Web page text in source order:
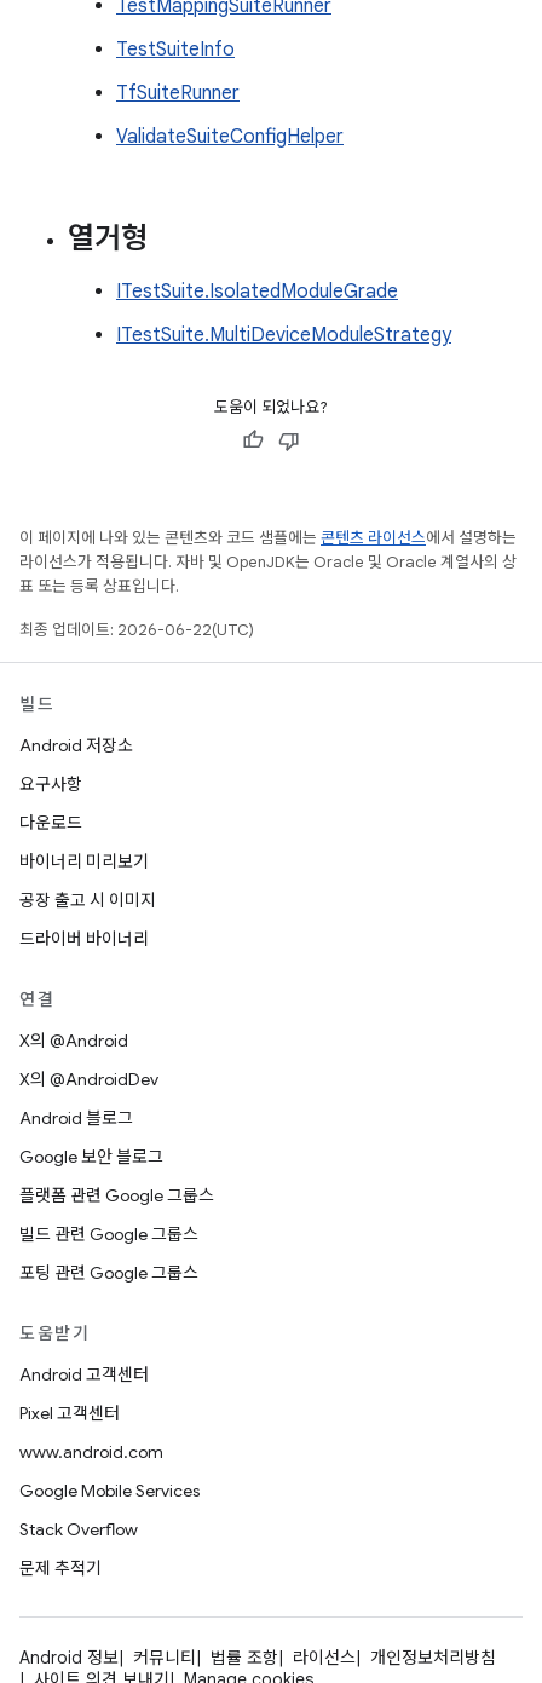
TestMappingSuiteRunner
TestSuiteInfo
TfSuiteRunner
ValidateSuiteConfigHelper
열거형
ITestSuite.IsolatedModuleGrade
ITestSuite.MultiDeviceModuleStrategy
도움이 되었나요?
이 페이지에 나와 있는 콘텐츠와 코드 샘플에는 콘텐츠 라이선스에서 설명하는
라이선스가 적용됩니다. 자바 및 OpenJDK는 Oracle 및 Oracle 계열사의 상
표 또는 등록 상표입니다.
최종 업데이트: 2026-06-22(UTC)
빌드
Android 저장소
요구사항
다운로드
바이너리 미리보기
공장 출고 시 이미지
드라이버 바이너리
연결
X의 @Android
X의 @AndroidDev
Android 블로그
Google 보안 블로그
플랫폼 관련 Google 그룹스
빌드 관련 Google 그룹스
포팅 관련 Google 그룹스
도움받기
Android 고객센터
Pixel 고객센터
www.android.com
Google Mobile Services
Stack Overflow
문제 추적기
Android 정보 커뮤니티 법률 조항 라이선스
개인정보처리방침